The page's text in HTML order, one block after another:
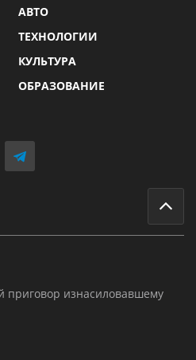
АВТО
ТЕХНОЛОГИИ
КУЛЬТУРА
ОБРАЗОВАНИЕ
приговор изнасиловавшему